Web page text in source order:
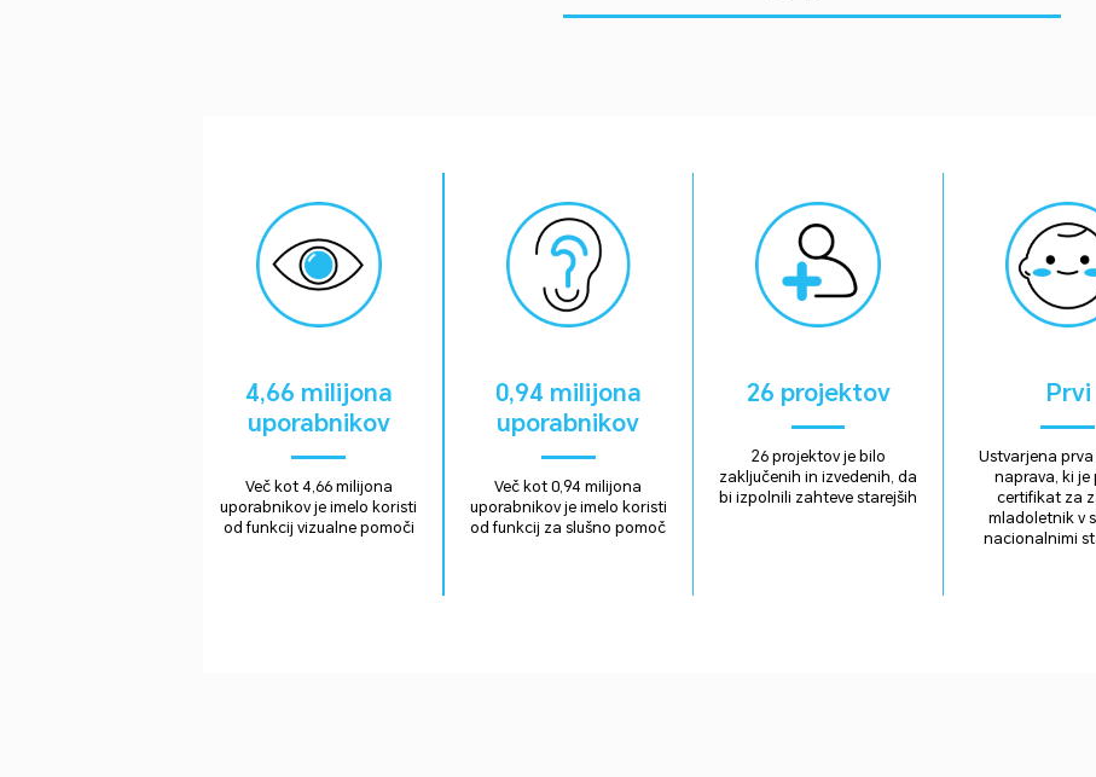
4,66 milijona
uporabnikov
Več kot 4,66 milijona
uporabnikov je imelo koristi
od funkcij vizualne pomoči
0,94 milijona
uporabnikov
Več kot 0,94 milijona
uporabnikov je imelo koristi
od funkcij za slušno pomoč
26 projektov
26 projektov je bilo
zaključenih in izvedenih, da
bi izpolnili zahteve starejših
Prvi
Ustvarjena
naprava, ki je
certifikat za
mladoletnik v
nacionalnimi